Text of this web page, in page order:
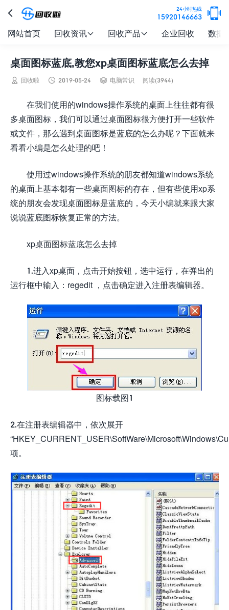
 24小时热线
15920146663 
网站首页 回收资讯 回收产品 企业回收 数据
桌面图标蓝底,教您xp桌面图标蓝底怎么去掉
 回收啦  2019-05-24  电脑常识 阅读(3944)
在我们使用的windows操作系统的桌面上往往都有很
多桌面图标，我们可以通过桌面图标很方便打开一些软件
或文件，那么遇到桌面图标是蓝底的怎么办呢？下面就来
看看小编是怎么处理的吧！
使用过windows操作系统的朋友都知道windows系统
的桌面上基本都有一些桌面图标的存在，但有些使用xp系
统的朋友会发现桌面图标是蓝底的，今天小编就来跟大家
说说蓝底图标恢复正常的方法。
xp桌面图标蓝底怎么去掉
1.进入xp桌面，点击开始按钮，选中运行，在弹出的
运行框中输入：regedit ，点击确定进入注册表编辑器。
图标载图1
2.在注册表编辑器中，依次展开
项。